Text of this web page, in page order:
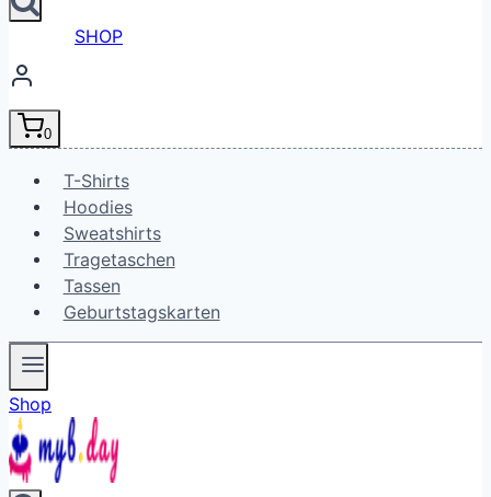
SHOP
0
T-Shirts
Hoodies
Sweatshirts
Tragetaschen
Tassen
Geburtstagskarten
Shop